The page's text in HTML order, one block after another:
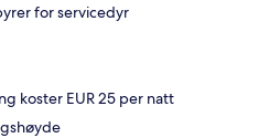
for servicedyr
koster EUR 25 per natt